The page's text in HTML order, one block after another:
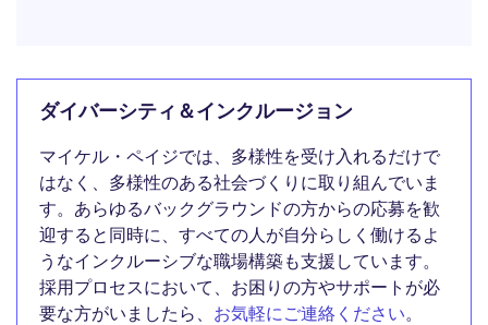
ダイバーシティ＆インクルージョン
マイケル・ペイジでは、多様性を受け入れるだけで
はなく、多様性のある社会づくりに取り組んでいま
す。あらゆるバックグラウンドの方からの応募を歓
迎すると同時に、すべての人が自分らしく働けるよ
うなインクルーシブな職場構築も支援しています。
採用プロセスにおいて、お困りの方やサポートが必
要な方がいましたら、 お気軽にご連絡ください。